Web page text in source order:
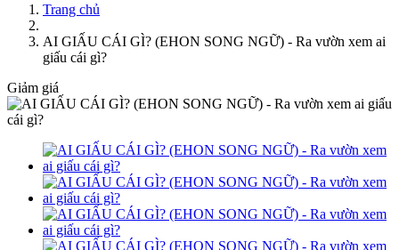
Trang chủ
AI GIẤU CÁI GÌ? (EHON SONG NGỮ) - Ra vườn xem ai
giấu cái gì?
Giảm giá